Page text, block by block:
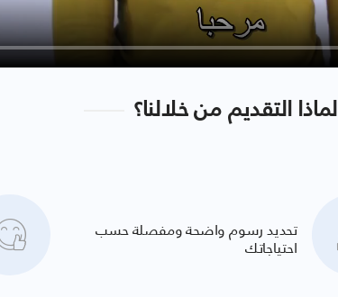
لماذا التقديم من خلالنا؟
تحديد رسوم واضحة ومفصلة حسب
احتياجاتك